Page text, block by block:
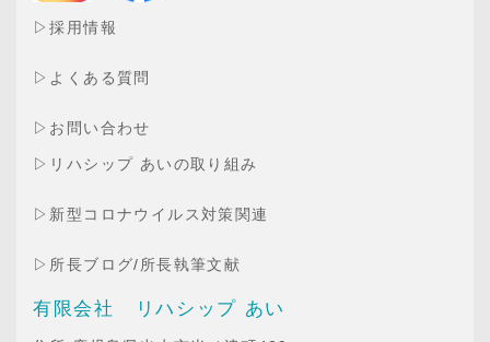
▷採用情報
▷ よくある質問
▷ お問い合わせ
▷ リハシップ あいの取り組み
▷ 新型コロナウイルス対策関連
▷ 所長ブログ/所長執筆文献
有限会社 リハシップ あい